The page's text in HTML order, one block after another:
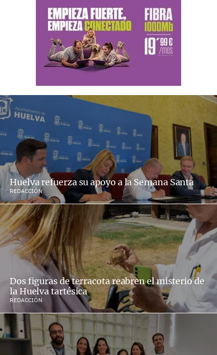
Huelva refuerza su apoyo a la Semana Santa
REDACCIÓN
Dos figuras de terracota reabren el misterio de
la Huelva tartésica
REDACCIÓN